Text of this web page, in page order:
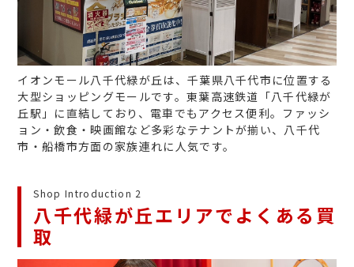
イオンモール八千代緑が丘は、千葉県八千代市に位置する
大型ショッピングモールです。東葉高速鉄道「八千代緑が
丘駅」に直結しており、電車でもアクセス便利。ファッシ
ョン・飲食・映画館など多彩なテナントが揃い、八千代
市・船橋市方面の家族連れに人気です。
Shop Introduction 2
八千代緑が丘エリアでよくある買
取